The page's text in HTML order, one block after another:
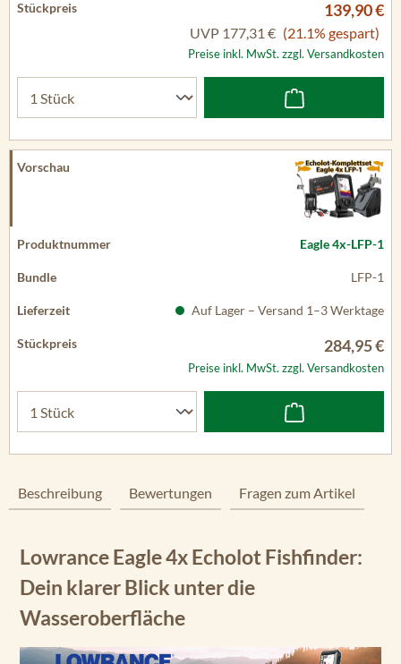
139,90 €
UVP 177,31 € (21.1% gespart)
Preise inkl. MwSt. zzgl. Versandkosten
Eagle 4x-LFP-1
LFP-1
Auf Lager – Versand 1–3 Werktage
284,95 €
Preise inkl. MwSt. zzgl. Versandkosten
Beschreibung Bewertungen Fragen zum Artikel
Lowrance Eagle 4x Echolot Fishfinder:
Dein klarer Blick unter die
Wasseroberfläche